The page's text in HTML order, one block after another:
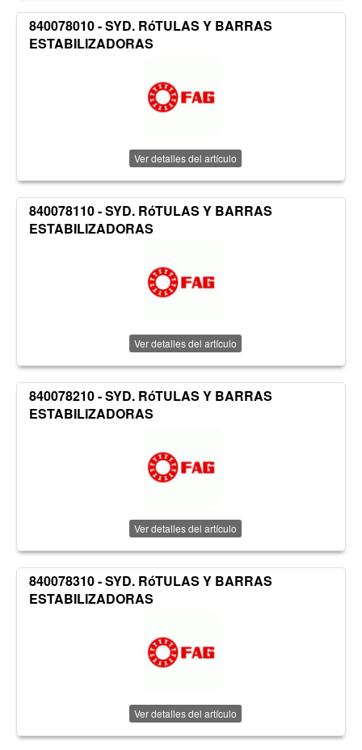
840078010 - SYD. RóTULAS Y BARRAS
ESTABILIZADORAS
Ver detalles del artículo
840078110 - SYD. RóTULAS Y BARRAS
ESTABILIZADORAS
Ver detalles del artículo
840078210 - SYD. RóTULAS Y BARRAS
ESTABILIZADORAS
Ver detalles del artículo
840078310 - SYD. RóTULAS Y BARRAS
ESTABILIZADORAS
Ver detalles del artículo